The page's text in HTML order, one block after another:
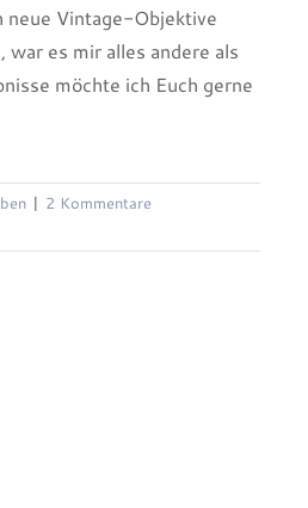
neue Vintage-Objektive
es mir alles andere als
möchte ich Euch gerne
| 2 Kommentare
Frühling